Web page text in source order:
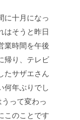
に十月になっ
はそうと昨日
業時間を午後
帰り、テレビ
たサザエさん
何年ぶりでし
って変わっ
このことです